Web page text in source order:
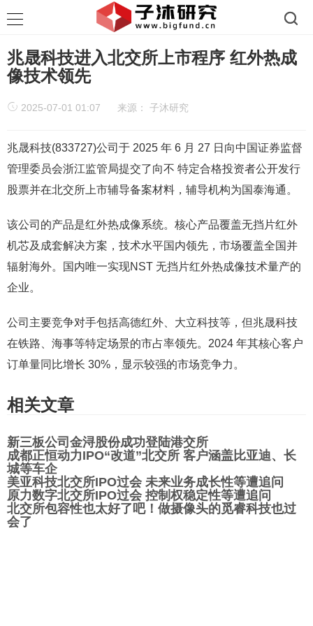
兆晟科技进入北交所上市程序 红外热成
像技术领先
2025-07-01 01:07 来源： 子沐研究
兆晟科技(833727)公司于 2025 年 6 月 27 日向中国证券监督
管理委员会浙江监管局提交了向不 特定合格投资者公开发行
股票并在北交所上市辅导备案材料，辅导机构为国泰海通。
该公司的产品是红外热成像系统。核心产品覆盖无挡片红外
机芯及成套解决方案，技术水平国内领先，市场覆盖全国并
辐射海外。国内唯一实现NST 无挡片红外热成像技术量产的
企业。
公司主要竞争对手包括高德红外、大立科技等，但兆晟科技
在铁路、海事等特定场景的市占率领先。2024 年其核心客户
订单量同比增长 30%，显示较强的市场竞争力。
相关文章
新三板公司金浔股份成功登陆港交所
成都正恒动力IPO“改道”北交所 客户涵盖比亚迪、长
城等车企
美亚科技北交所IPO过会 未来业务成长性等遭追问
原力数字北交所IPO过会 控制权稳定性等遭追问
北交所包容性也太好了吧！做摄像头的觅睿科技也过
会了